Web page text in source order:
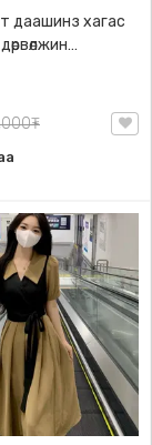
даашинз хагас